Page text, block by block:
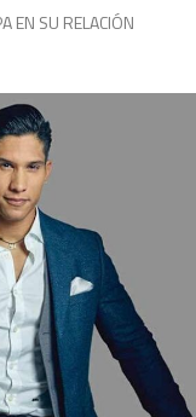
EN SU RELACIÓN